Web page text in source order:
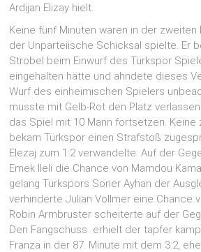
Ardijan Elizay hielt.
Keine fünf Minuten waren in der
der Unparteiische Schicksal spielte. Er
Strobel beim Einwurf des Türkspor
eingehalten hätte und ahndete dieses
Wurf des einheimischen Spielers
musste mit Gelb-Rot den Platz
das Spiel mit 10 Mann fortsetzen.
bekam Türkspor einen Strafstoß
Elezaj zum 1:2 verwandelte. Auf der
Emek Ileli die Chance von Mamdou
gelang Türkspors Soner Ayhan der
verhinderte Julian Vollmer eine Chance
Robin Armbruster scheiterte auf der
Den Fangschuss erhielt der tapfer
Franza in der 87. Minute mit dem 3:2,